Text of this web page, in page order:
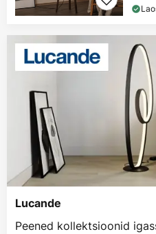
Lucande
Peened kollektsioonid